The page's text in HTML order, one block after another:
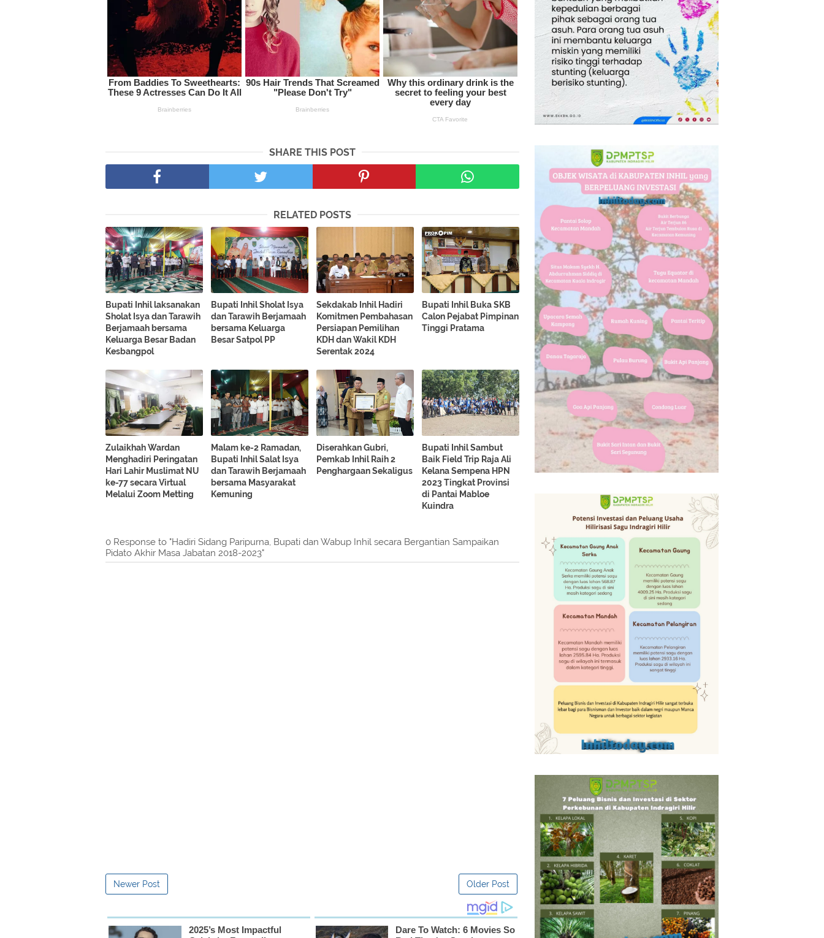
SHARE THIS POST
RELATED POSTS
Bupati Inhil laksanakan
Sholat Isya dan Tarawih
Berjamaah bersama
Keluarga Besar Badan
Kesbangpol
Bupati Inhil Sholat Isya
dan Tarawih Berjamaah
bersama Keluarga
Besar Satpol PP
Sekdakab Inhil Hadiri
Komitmen Pembahasan
Persiapan Pemilihan
KDH dan Wakil KDH
Serentak 2024
Bupati Inhil Buka SKB
Calon Pejabat Pimpinan
Tinggi Pratama
Zulaikhah Wardan
Menghadiri Peringatan
Hari Lahir Muslimat NU
ke-77 secara Virtual
Melalui Zoom Metting
Malam ke-2 Ramadan,
Bupati Inhil Salat Isya
dan Tarawih Berjamaah
bersama Masyarakat
Kemuning
Diserahkan Gubri,
Pemkab Inhil Raih 2
Penghargaan Sekaligus
Bupati Inhil Sambut
Baik Field Trip Raja Ali
Kelana Sempena HPN
2023 Tingkat Provinsi
di Pantai Mabloe
Kuindra
0 Response to "Hadiri Sidang Paripurna, Bupati dan Wabup Inhil secara Bergantian Sampaikan
Pidato Akhir Masa Jabatan 2018-2023"
Newer Post Older Post